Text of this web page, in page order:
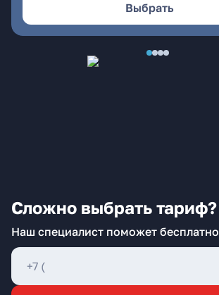
Выбрать
Сложно выбрать тариф?
Наш специалист поможет бесплатно